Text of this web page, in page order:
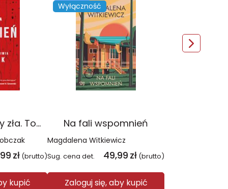
Czerwień. Kolory zła. Tom 1 wyd. 2025
zł (brutto)
kupić
Wyłączność
Na fali wspomnień
Magdalena Witkiewicz
Sug. cena det. 49,99 zł (brutto)
Zaloguj się, aby kupić